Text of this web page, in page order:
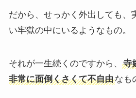
だから、せっかく外出しても、
い牢獄の中にいるようなもの。
それが一生続くのですから、 寺
非常に面倒くさくて不自由なも